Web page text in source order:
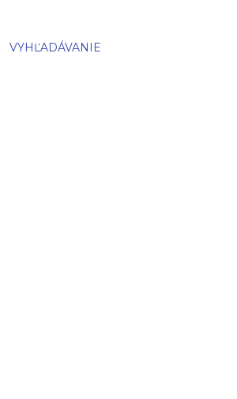
VYHĽADÁVANIE